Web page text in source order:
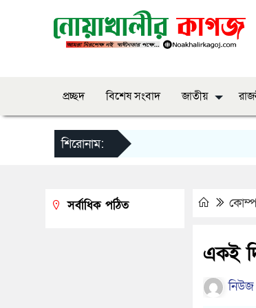
প্রচ্ছদ বিশেষ সংবাদ জাতীয়
শিরোনাম:
একই
নিউজ
সর্বাধিক পঠিত